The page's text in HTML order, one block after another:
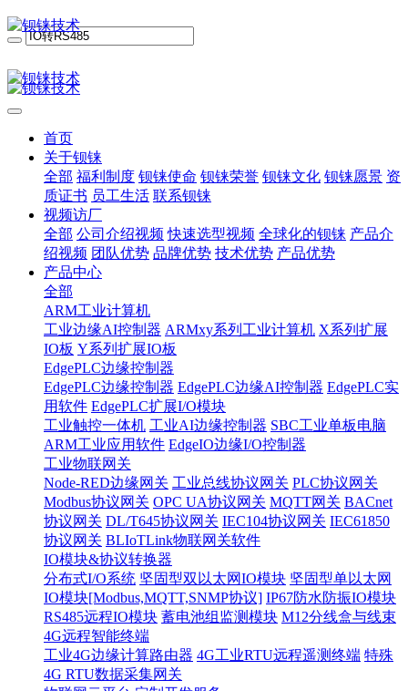
首页
关于钡铼
全部 福利制度 钡铼使命 钡铼荣誉 钡铼文化 钡铼愿景 资
质证书 员工生活 联系钡铼
视频访厂
全部 公司介绍视频 快速选型视频 全球化的钡铼 产品介
绍视频 团队优势 品牌优势 技术优势 产品优势
产品中心
全部
ARM工业计算机
工业边缘AI控制器 ARMxy系列工业计算机 X系列扩展
IO板 Y系列扩展IO板
EdgePLC边缘控制器
EdgePLC边缘控制器 EdgePLC边缘AI控制器 EdgePLC实
用软件 EdgePLC扩展I/O模块
工业触控一体机 工业AI边缘控制器 SBC工业单板电脑
ARM工业应用软件 EdgeIO边缘I/O控制器
工业物联网关
Node-RED边缘网关 工业总线协议网关 PLC协议网关
Modbus协议网关 OPC UA协议网关 MQTT网关 BACnet
协议网关 DL/T645协议网关 IEC104协议网关 IEC61850
协议网关 BLIoTLink物联网关软件
IO模块&协议转换器
分布式I/O系统 坚固型双以太网IO模块 坚固型单以太网
IO模块[Modbus,MQTT,SNMP协议] IP67防水防振IO模块
RS485远程IO模块 蓄电池组监测模块 M12分线盒与线束
4G远程智能终端
工业4G边缘计算路由器 4G工业RTU远程遥测终端 特殊
4G RTU数据采集网关